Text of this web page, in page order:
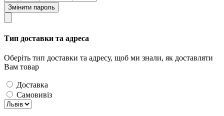
Змінити пароль
Тип доставки та адреса
Оберіть тип доставки та адресу, щоб ми знали, як доставляти
Вам товар
Доставка
Самовивіз